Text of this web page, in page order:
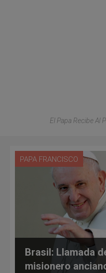
El Papa Recibe Al
PAPA FRANCISCO
Brasil: Llamada
misionero